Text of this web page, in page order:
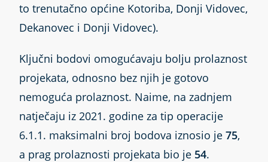
to trenutačno općine Kotoriba, Donji Vidovec,
Dekanovec i Donji Vidovec).
Ključni bodovi omogućavaju bolju prolaznost
projekata, odnosno bez njih je gotovo
nemoguća prolaznost. Naime, na zadnjem
natječaju iz 2021. godine za tip operacije
6.1.1. maksimalni broj bodova iznosio je75,
a prag prolaznosti projekata bio je 54.